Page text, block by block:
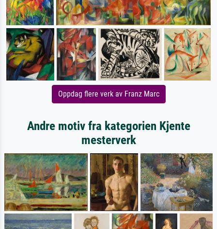
Oppdag flere verk av Franz Marc
Andre motiv fra kategorien Kjente
mesterverk